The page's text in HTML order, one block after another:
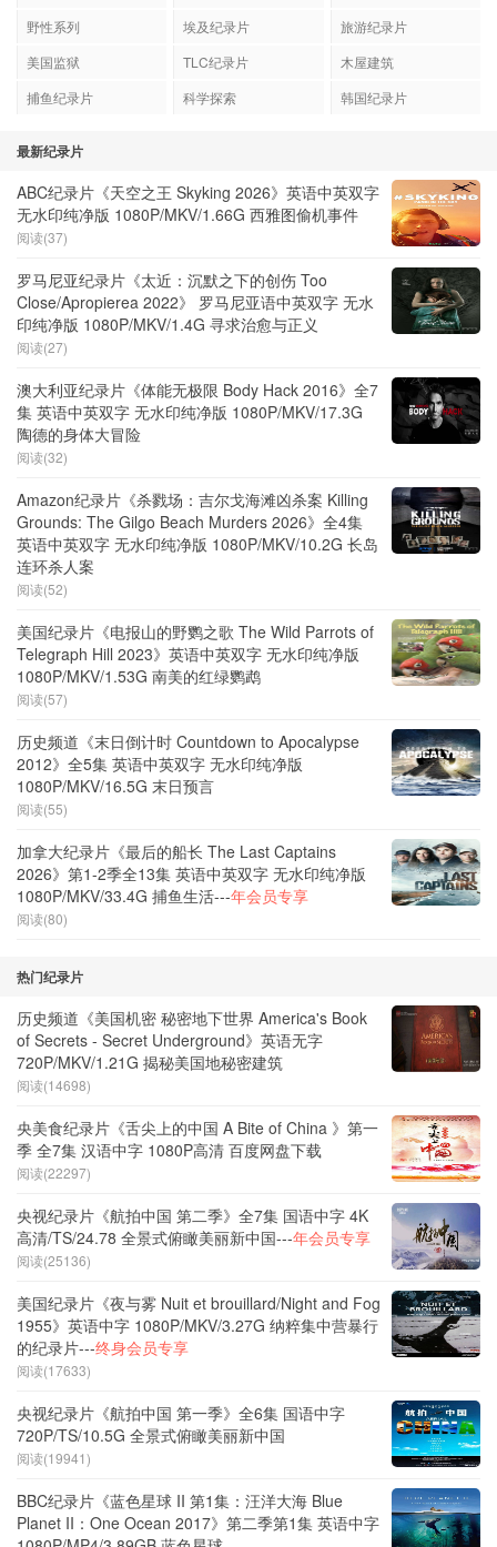
野性系列
埃及纪录片
旅游纪录片
美国监狱
TLC纪录片
木屋建筑
捕鱼纪录片
科学探索 韩国纪录片
最新纪录片
ABC纪录片《天空之王 Skyking 2026》英语中英双字
无水印纯净版 1080P/MKV/1.66G 西雅图偷机事件
阅读(37)
罗马尼亚纪录片《太近：沉默之下的创伤 Too
Close/Apropierea 2022》 罗马尼亚语中英双字 无水
印纯净版 1080P/MKV/1.4G 寻求治愈与正义
阅读(27)
澳大利亚纪录片《体能无极限 Body Hack 2016》全7
集 英语中英双字 无水印纯净版 1080P/MKV/17.3G
陶德的身体大冒险
阅读(32)
Amazon纪录片《杀戮场：吉尔戈海滩凶杀案 Killing
Grounds: The Gilgo Beach Murders 2026》全4集
英语中英双字 无水印纯净版 1080P/MKV/10.2G 长岛
连环杀人案
阅读(52)
美国纪录片《电报山的野鹦之歌 The Wild Parrots of
Telegraph Hill 2023》英语中英双字 无水印纯净版
1080P/MKV/1.53G 南美的红绿鹦鹉
阅读(57)
历史频道《末日倒计时 Countdown to Apocalypse
2012》全5集 英语中英双字 无水印纯净版
1080P/MKV/16.5G 末日预言
阅读(55)
加拿大纪录片《最后的船长 The Last Captains
2026》第1-2季全13集 英语中英双字 无水印纯净版
1080P/MKV/33.4G 捕鱼生活---年会员专享
阅读(80)
热门纪录片
历史频道《美国机密 秘密地下世界 America's Book
of Secrets - Secret Underground》英语无字
720P/MKV/1.21G 揭秘美国地秘密建筑
阅读(14698)
央美食纪录片《舌尖上的中国 A Bite of China 》第一
季 全7集 汉语中字 1080P高清 百度网盘下载
阅读(22297)
央视纪录片《航拍中国 第二季》全7集 国语中字 4K
高清/TS/24.78 全景式俯瞰美丽新中国---年会员专享
阅读(25136)
美国纪录片《夜与雾 Nuit et brouillard/Night and Fog
1955》英语中字 1080P/MKV/3.27G 纳粹集中营暴行
的纪录片---终身会员专享
阅读(17633)
央视纪录片《航拍中国 第一季》全6集 国语中字
720P/TS/10.5G 全景式俯瞰美丽新中国
阅读(19941)
BBC纪录片《蓝色星球 II 第1集：汪洋大海 Blue
Planet II：One Ocean 2017》第二季第1集 英语中字